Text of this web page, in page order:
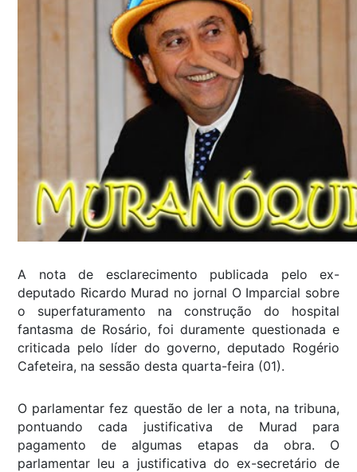
A nota de esclarecimento publicada pelo ex-
deputado Ricardo Murad no jornal O Imparcial sobre
o superfaturamento na construção do hospital
fantasma de Rosário, foi duramente questionada e
criticada pelo líder do governo, deputado Rogério
Cafeteira, na sessão desta quarta-feira (01).
O parlamentar fez questão de ler a nota, na tribuna,
pontuando cada justificativa de Murad para
pagamento de algumas etapas da obra. O
parlamentar leu a justificativa do ex-secretário de